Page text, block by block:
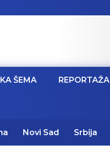
ŠEMA REPORTAŽA
Novi Sad Srbija